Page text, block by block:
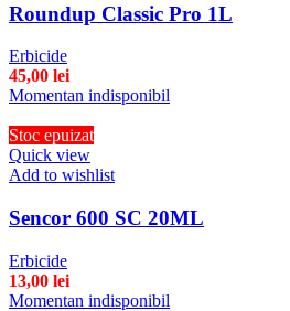
Roundup Classic Pro 1L
Erbicide
45,00 lei
Momentan indisponibil
Stoc epuizat
Quick view
Add to wishlist
Sencor 600 SC 20ML
Erbicide
13,00 lei
Momentan indisponibil